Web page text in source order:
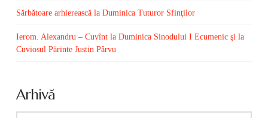
Sărbătoare arhierească la Duminica Tuturor Sfinţilor
Ierom. Alexandru – Cuvînt la Duminica Sinodului I Ecumenic şi la
Cuviosul Părinte Justin Pârvu
Arhivă